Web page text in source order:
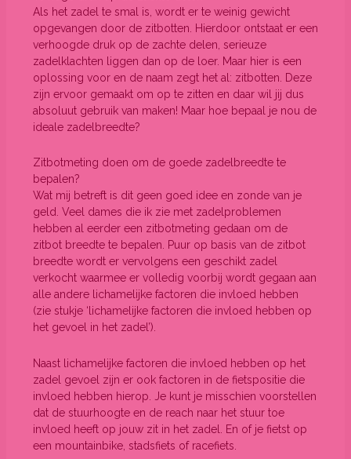
Als het zadel te smal is, wordt er te weinig gewicht
opgevangen door de zitbotten. Hierdoor ontstaat er een
verhoogde druk op de zachte delen, serieuze
zadelklachten liggen dan op de loer. Maar hier is een
oplossing voor en de naam zegt het al: zitbotten. Deze
zijn ervoor gemaakt om op te zitten en daar wil jij dus
absoluut gebruik van maken! Maar hoe bepaal je nou de
ideale zadelbreedte?
Zitbotmeting doen om de goede zadelbreedte te
bepalen?
Wat mij betreft is dit geen goed idee en zonde van je
geld. Veel dames die ik zie met zadelproblemen
hebben al eerder een zitbotmeting gedaan om de
zitbot breedte te bepalen. Puur op basis van de zitbot
breedte wordt er vervolgens een geschikt zadel
verkocht waarmee er volledig voorbij wordt gegaan aan
alle andere lichamelijke factoren die invloed hebben
(zie stukje ‘lichamelijke factoren die invloed hebben op
het gevoel in het zadel’).
Naast lichamelijke factoren die invloed hebben op het
zadel gevoel zijn er ook factoren in de fietspositie die
invloed hebben hierop. Je kunt je misschien voorstellen
dat de stuurhoogte en de reach naar het stuur toe
invloed heeft op jouw zit in het zadel. En of je fietst op
een mountainbike, stadsfiets of racefiets.